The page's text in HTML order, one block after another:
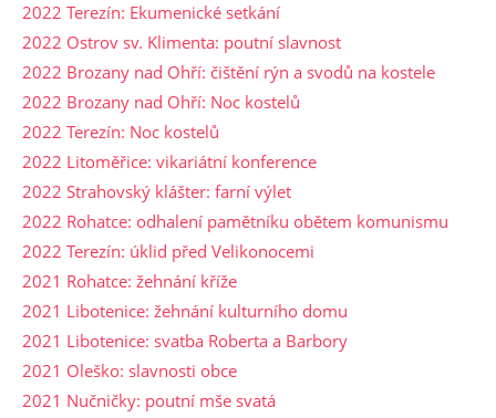
2022 Terezín: Ekumenické setkání
2022 Ostrov sv. Klimenta: poutní slavnost
2022 Brozany nad Ohří: čištění rýn a svodů na kostele
2022 Brozany nad Ohří: Noc kostelů
2022 Terezín: Noc kostelů
2022 Litoměřice: vikariátní konference
2022 Strahovský klášter: farní výlet
2022 Rohatce: odhalení pamětníku obětem komunismu
2022 Terezín: úklid před Velikonocemi
2021 Rohatce: žehnání kříže
2021 Libotenice: žehnání kulturního domu
2021 Libotenice: svatba Roberta a Barbory
2021 Oleško: slavnosti obce
2021 Nučničky: poutní mše svatá